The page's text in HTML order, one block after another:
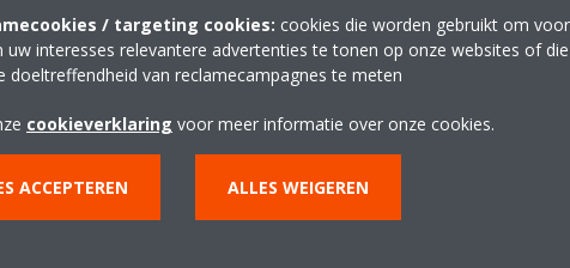
met de (later volgende) warmterecuperatie. Hiermee
modelproject genoemd worden: het comfortgevoel
omstandigheden optimaal worden verzekerd
.
(SWW-productie, ventilatiesysteem,
coherent totaalconcept tot stand gekomen”,besluit Lieven Verstaen.
/ targeting cookies: cookies die worden gebruikt om
uw interesses relevantere advertenties te tonen op onze websites of
doeltreffendheid van reclamecampagnes te meten
cookieverklaring voor meer informatie over onze cookies.
ACCEPTEREN ALLES WEIGEREN